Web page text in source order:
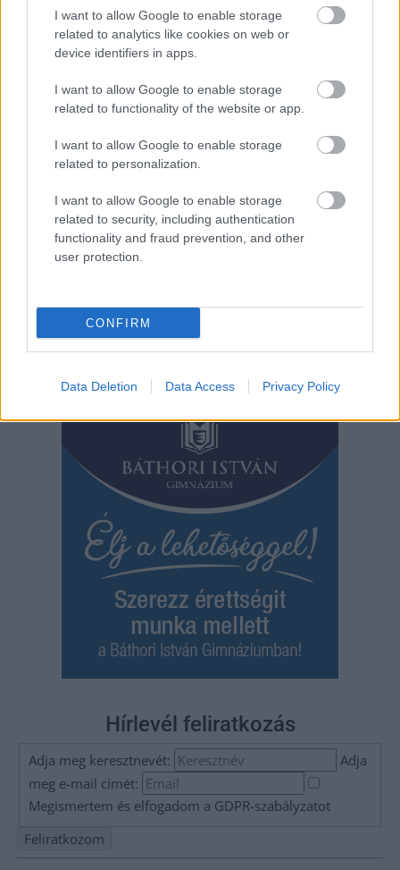
I want to allow Google to enable storage
related to analytics like cookies on web or
device identifiers in apps.
I want to allow Google to enable storage
related to functionality of the website or app.
I want to allow Google to enable storage
related to personalization.
I want to allow Google to enable storage
related to security, including authentication
functionality and fraud prevention, and other
user protection.
CONFIRM
Data Deletion Data Access Privacy Policy
Az egyik utcában
úttestet és a járdát
rendbe teszik, valamint
új parkolóhelyeket
alakítanak ki. A Nagy
az ígéretek ellenére sem folytatták a munkát.
TOVÁBB OLVASOM
Bejegyzés
navigáció
Régebbi bejegyzések
Hírlevél feliratkozás
Adja meg keresztnevét:
Adja
meg e-mail címét:
Megismertem és elfogadom a GDPR-szabályzatot